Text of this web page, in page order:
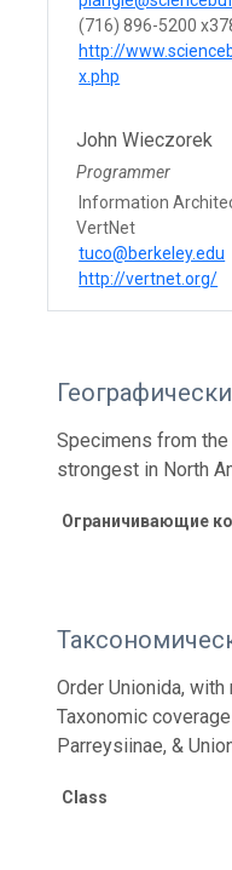
(716) 896-5200
http://
x.php
John Wieczorek
Programmer
Information
VertNet
tuco@berkeley.edu
http://vertnet.org/
Specimens from the
strongest in North
Ограничивающие
Order Unionida,
Taxonomic
Parreysiinae, &
Class